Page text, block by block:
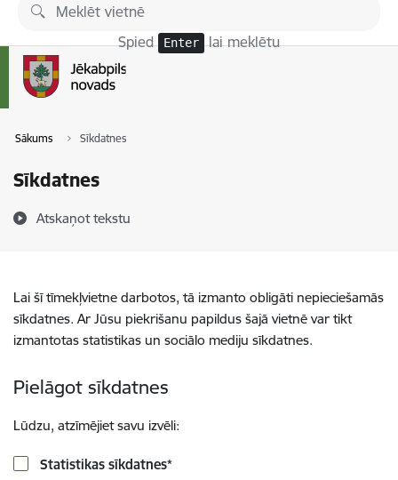
Pāriet uz lapas saturu
Spied Enter lai meklētu
Sākums Sīkdatnes
Sīkdatnes
Atskaņot tekstu
Lai šī tīmekļvietne darbotos, tā izmanto obligāti nepieciešamās
sīkdatnes. Ar Jūsu piekrišanu papildus šajā vietnē var tikt
izmantotas statistikas un sociālo mediju sīkdatnes.
Pielāgot sīkdatnes
Lūdzu, atzīmējiet savu izvēli:
Statistikas sīkdatnes*